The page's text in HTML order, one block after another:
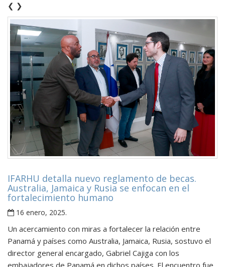
❮ ❯
IFARHU detalla nuevo reglamento de becas.
Australia, Jamaica y Rusia se enfocan en el
fortalecimiento humano
16 enero, 2025.
Un acercamiento con miras a fortalecer la relación entre
Panamá y países como Australia, Jamaica, Rusia, sostuvo el
director general encargado, Gabriel Cajiga con los